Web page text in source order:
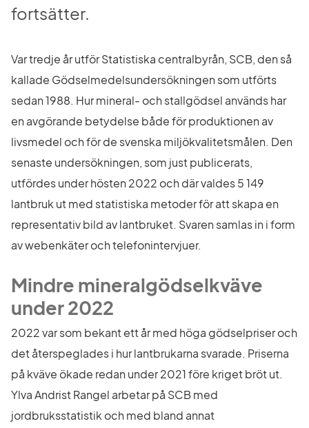
fortsätter.
Var tredje år utför Statistiska centralbyrån, SCB, den så
kallade Gödselmedelsundersökningen som utförts
sedan 1988. Hur mineral- och stallgödsel används har
en avgörande betydelse både för produktionen av
livsmedel och för de svenska miljökvalitetsmålen. Den
senaste undersökningen, som just publicerats,
utfördes under hösten 2022 och där valdes 5 149
lantbruk ut med statistiska metoder för att skapa en
representativ bild av lantbruket. Svaren samlas in i form
av webenkäter och telefonintervjuer.
Mindre mineralgödselkväve
under 2022
2022 var som bekant ett år med höga gödselpriser och
det återspeglades i hur lantbrukarna svarade. Priserna
på kväve ökade redan under 2021 före kriget bröt ut.
Ylva Andrist Rangel arbetar på SCB med
jordbruksstatistik och med bland annat